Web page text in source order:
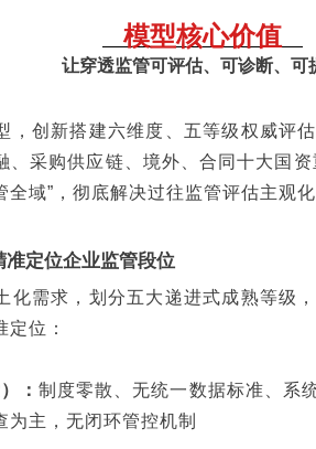
模型核心价值
让穿透监管可评估、可诊断、可
，创新搭建六维度、五等级权威评
、采购供应链、境外、合同十大国
全域”，彻底解决过往监管评估主观
定位企业监管段位
化需求，划分五大递进式成熟等级
位：
：制度零散、无统一数据标准、系
主，无闭环管控机制